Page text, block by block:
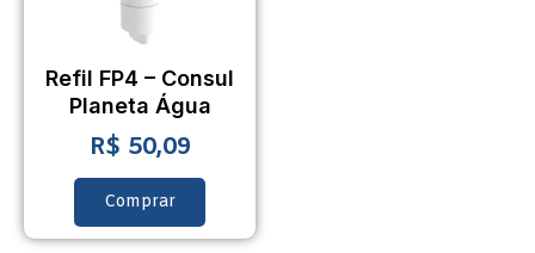
Refil FP4 – Consul
Planeta Água
R$ 50,09
Comprar